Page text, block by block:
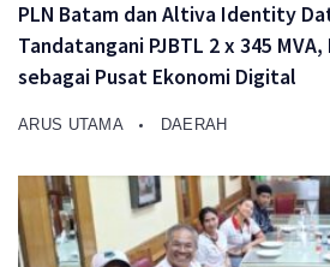
PLN Batam dan Altiva Identity
Tandatangani PJBTL 2 x 345
sebagai Pusat Ekonomi Digital
ARUS UTAMA DAERAH